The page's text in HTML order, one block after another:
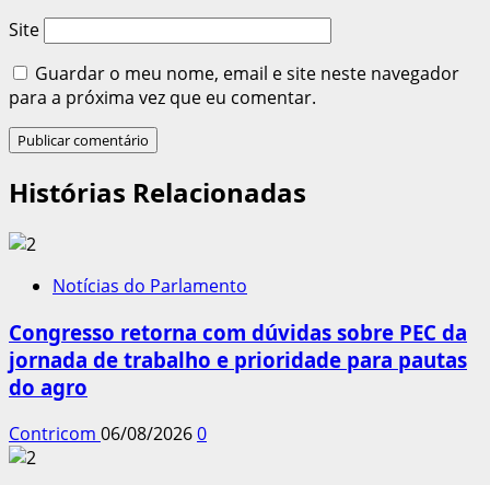
Site
Guardar o meu nome, email e site neste navegador
para a próxima vez que eu comentar.
Histórias Relacionadas
Notícias do Parlamento
Congresso retorna com dúvidas sobre PEC da
jornada de trabalho e prioridade para pautas
do agro
Contricom 06/08/20260